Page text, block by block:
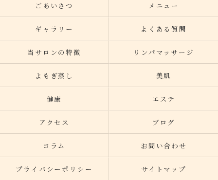
ごあいさつ メニュー
ギャラリー よくある質問
当サロンの特徴 リンパマッサージ
よもぎ蒸し 美肌
健康 エステ
アクセス ブログ
コラム お問い合わせ
プライバシーポリシー サイトマップ